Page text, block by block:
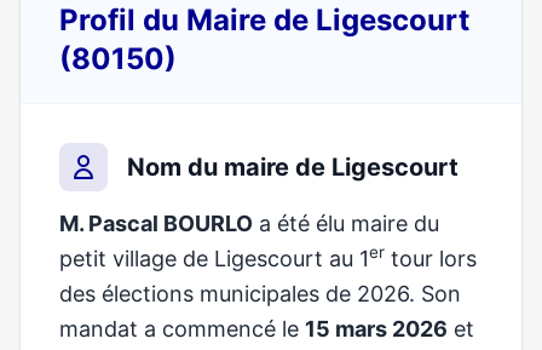
Profil du Maire de Ligescourt
(80150)
Nom du maire de Ligescourt
M. Pascal BOURLO a été élu maire du
petit village de Ligescourt au 1er tour lors
des élections municipales de 2026. Son
mandat a commencé le 15 mars 2026 et